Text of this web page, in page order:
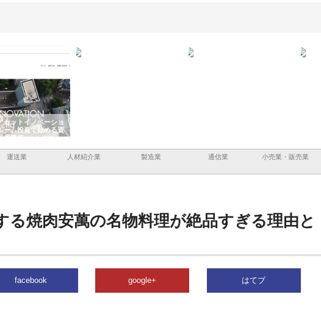
社が知多半島と三河
叶える理想の外構空
運送業 人材紹介業 製造業 通信業 小売業・販売業
る焼肉安萬の名物料理が絶品すぎる理由と
facebook google+ はてブ